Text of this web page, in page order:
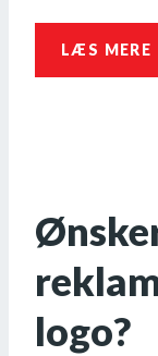
LÆS MERE
logo?